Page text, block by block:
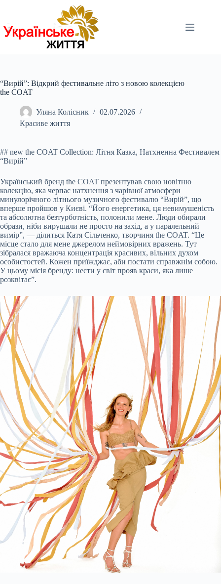
“Вирій”: Відкрий фестивальне літо з новою колекцією
the COAT
Уляна Колісник
02.07.2026
Красиве життя
## new the COAT Collection: Літня Казка, Натхненна Фестивалем
“Вирій”
Український бренд the COAT презентував свою новітню
колекцію, яка черпає натхнення з чарівної атмосфери
минулорічного літнього музичного фестивалю “Вирій”, що
вперше пройшов у Києві. “Його енергетика, ця невимушеність
та абсолютна безтурботність, полонили мене. Люди обирали
образи, ніби вирушали не просто на захід, а у паралельний
вимір”, — ділиться Катя Сільченко, творчиня the COAT. “Це
місце стало для мене джерелом неймовірних вражень. Тут
зібралася вражаюча концентрація красивих, вільних духом
особистостей. Кожен приїжджає, аби постати справжнім собою.
У цьому місія бренду: нести у світ прояв краси, яка лише
розквітає”.